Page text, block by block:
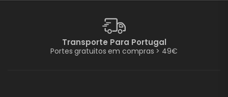
Transporte Para Portugal
Portes gratuitos em compras > 49€